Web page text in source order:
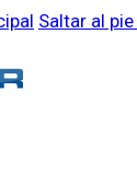
Saltar al